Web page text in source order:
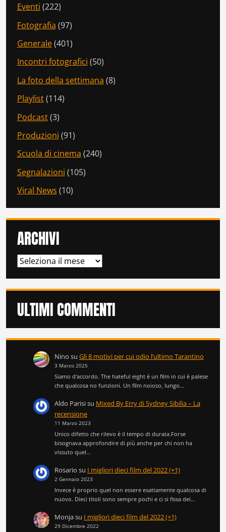
Eventi (222)
Fotografia (97)
Generale(401)
Incontri fotografici (50)
La foto della settimana (8)
Playlist(114)
Podcast(3)
Produzioni (91)
Scuola di cinema (240)
Segnalazioni (105)
Viral News (10)
ARCHIVI
ARCHIVI
ULTIMI COMMENTI
Nino su Gli 8 motivi per cui odio l’ultimo Tarantino
3 Marzo 2025
Siamo d'accordo. The hateful eight è un film in cui è palese
che qualcosa no funzioni. Un film noioso, lungo…
Aldo Parisisu Mixed By Erry di Sydney Sibilia – La
recensione
11 Marzo 2023
Unico difetto che rilevo è il tempo di durata.Forse
bisognava approfondire di più anche per chi non ha
vissuto quel…
Rosario su I migliori dieci film del 2022 (+1)
2 Gennaio 2023
Invece è proprio quel non essere esattamente qualcosa di
nuovo. Dieci titoli sono sempre pochi e ci si fissa dei…
Monjasu I migliori dieci film del 2022 (+1)
29 Dicembre 2022